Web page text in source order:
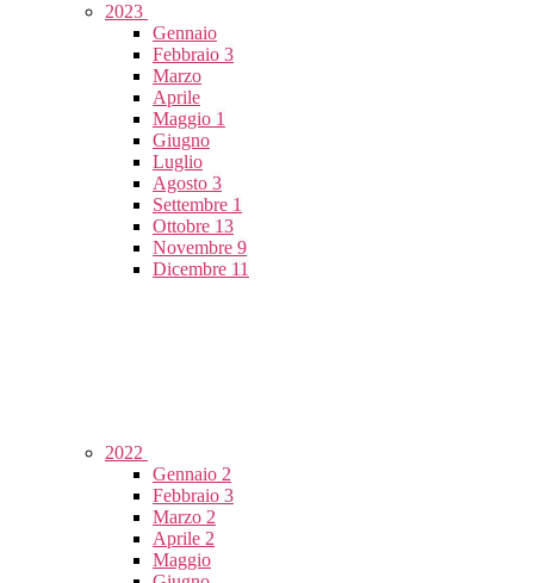
2023
Gennaio
Febbraio 3
Marzo
Aprile
Maggio 1
Giugno
Luglio
Agosto 3
Settembre 1
Ottobre 13
Novembre 9
Dicembre 11
2022
Gennaio 2
Febbraio 3
Marzo 2
Aprile 2
Maggio